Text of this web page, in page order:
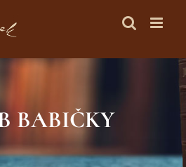
BABIČKY